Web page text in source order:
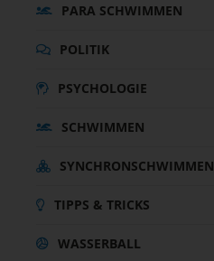
PARA SCHWIMMEN
POLITIK
PSYCHOLOGIE
SCHWIMMEN
SYNCHRONSCHWIMMEN
TIPPS & TRICKS
WASSERBALL